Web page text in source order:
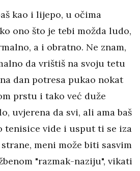
kao i lijepo, u očima
ono što je tebi možda ludo,
a i obratno. Ne znam,
da vrištiš na svoju tetu
dan potresa pukao nokat
prstu i tako već duže
uvjerena da svi, ali ama baš
tenisice vide i usput ti se iza
meni može biti sasvim
"razmak-naziju", vikati